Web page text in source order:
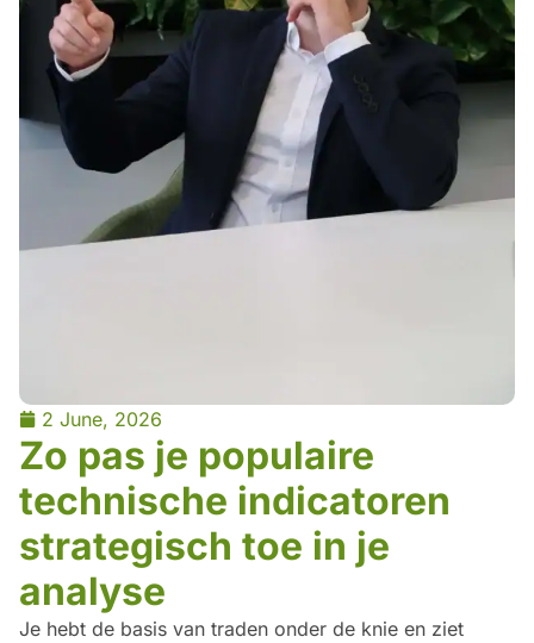
2 June, 2026
Zo pas je populaire
technische indicatoren
strategisch toe in je
analyse
Je hebt de basis van traden onder de knie en ziet